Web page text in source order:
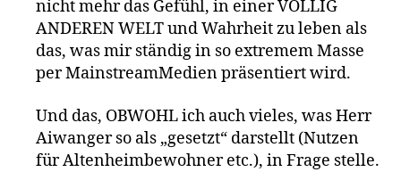
nicht mehr das Gefühl, in einer VÖLLIG
ANDEREN WELT und Wahrheit zu leben als
das, was mir ständig in so extremem Masse
per MainstreamMedien präsentiert wird.
Und das, OBWOHL ich auch vieles, was Herr
Aiwanger so als „gesetzt“ darstellt (Nutzen
für Altenheimbewohner etc.), in Frage stelle.